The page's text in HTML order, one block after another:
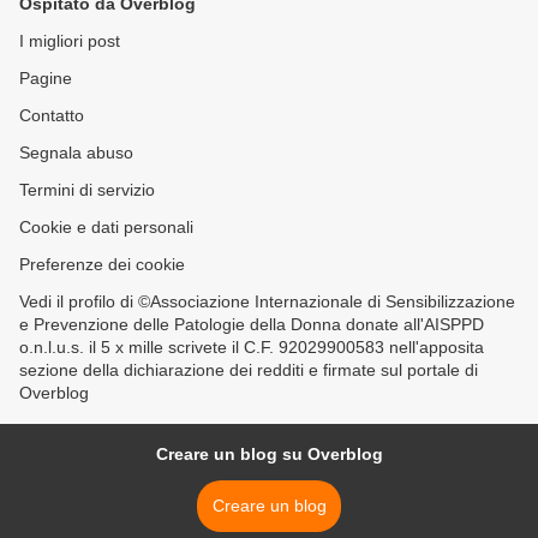
I migliori post
Pagine
Contatto
Segnala abuso
Termini di servizio
Cookie e dati personali
Preferenze dei cookie
Vedi il profilo di ©Associazione Internazionale di Sensibilizzazione
e Prevenzione delle Patologie della Donna donate all'AISPPD
o.n.l.u.s. il 5 x mille scrivete il C.F. 92029900583 nell'apposita
sezione della dichiarazione dei redditi e firmate sul portale di
Overblog
Creare un blog su Overblog
Creare un blog